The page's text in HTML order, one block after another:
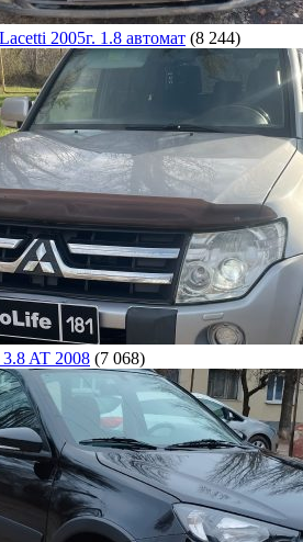
2005г. 1.8 автомат (8 244)
AT 2008 (7 068)